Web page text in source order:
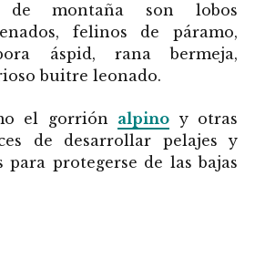
montaña son lobos
felinos de páramo,
áspid, rana bermeja,
buitre leonado.
el gorrión alpino y otras
de desarrollar pelajes y
para protegerse de las bajas